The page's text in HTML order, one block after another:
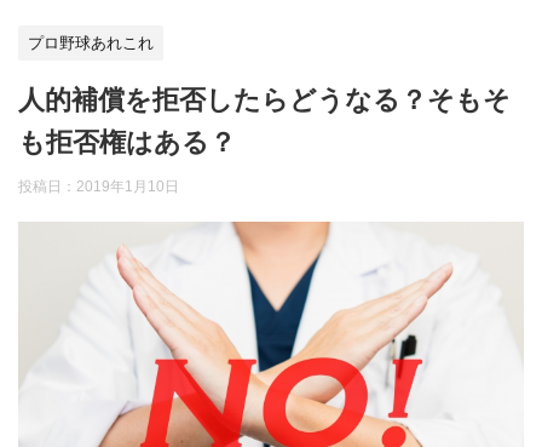
プロ野球あれこれ
人的補償を拒否したらどうなる？そもそ
も拒否権はある？
投稿日： 2019年1月10日